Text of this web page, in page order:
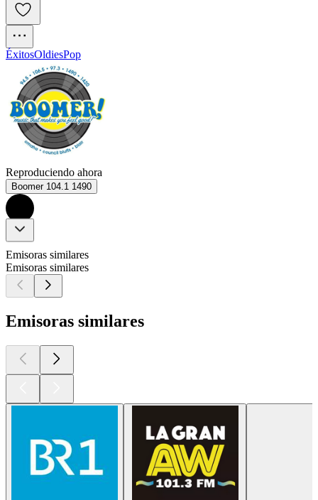
ÉxitosOldiesPop
Reproduciendo ahora
Boomer 104.1 1490
Emisoras similares
Emisoras similares
Emisoras similares